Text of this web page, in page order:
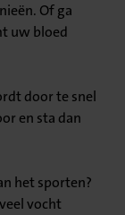
Of ga
uw bloed
door te snel
en sta dan
het sporten?
vocht